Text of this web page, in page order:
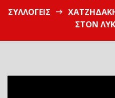
ΣΥΛΛΟΓΕΊΣ
ΣΤΟΝ